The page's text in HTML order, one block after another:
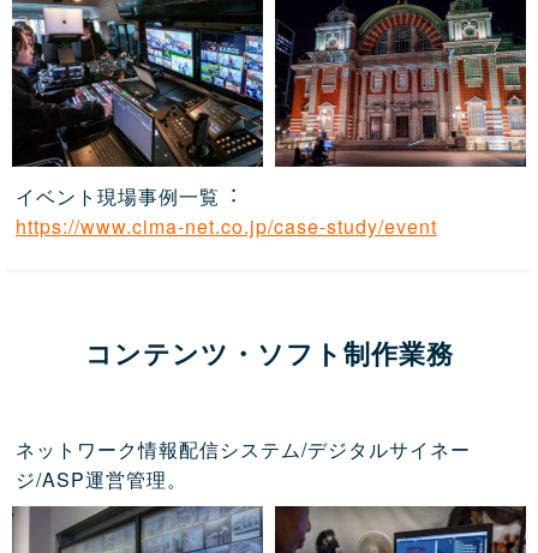
イベント現場事例一覧︓
https://www.cima-net.co.jp/case-study/event
コンテンツ・ソフト制作業務
ネットワーク情報配信システム/デジタルサイネー
ジ/ASP運営管理。